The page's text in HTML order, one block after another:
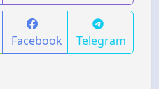
Facebook Telegram